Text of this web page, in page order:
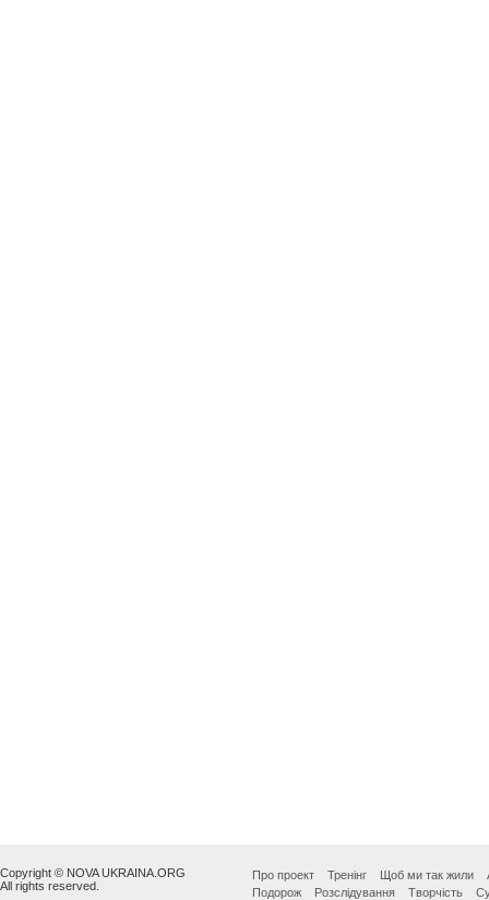
Copyright © NOVA UKRAINA.ORG
All rights reserved.
Про проект Тренінг Щоб ми так жили
Подорож
Розслідування Творчість